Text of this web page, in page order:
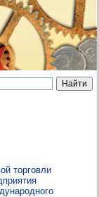
торговли